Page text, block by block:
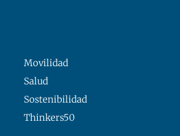
Movilidad
Salud
Sostenibilidad
Thinkers50